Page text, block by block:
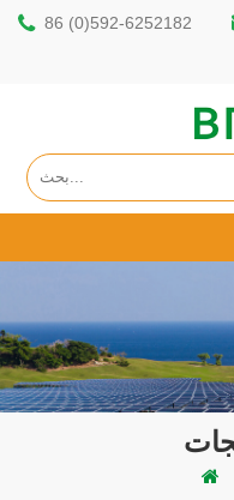
86 (0)592-6252182